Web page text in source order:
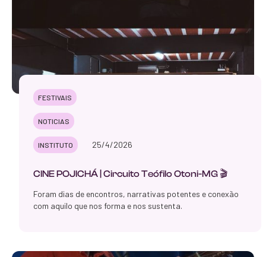
FESTIVAIS
NOTICIAS
INSTITUTO 25/4/2026
CINE POJICHÁ | Circuito Teófilo Otoni-MG 🎬
Foram dias de encontros, narrativas potentes e conexão
com aquilo que nos forma e nos sustenta.